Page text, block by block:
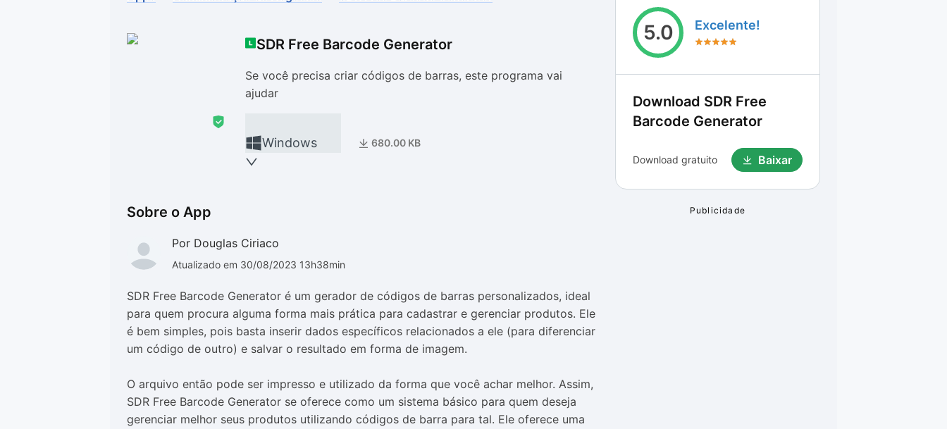
SDR Free Barcode Generator
Se você precisa criar códigos de barras, este programa vai
ajudar
Windows 680.00 KB
Sobre o App
Por Douglas Ciriaco
Atualizado em 30/08/2023 13h38min
SDR Free Barcode Generator é um gerador de códigos de barras personalizados, ideal
para quem procura alguma forma mais prática para cadastrar e gerenciar produtos. Ele
é bem simples, pois basta inserir dados específicos relacionados a ele (para diferenciar
um código de outro) e salvar o resultado em forma de imagem.
O arquivo então pode ser impresso e utilizado da forma que você achar melhor. Assim,
SDR Free Barcode Generator se oferece como um sistema básico para quem deseja
gerenciar melhor seus produtos utilizando códigos de barra para tal. Ele oferece uma
5.0 Excelente!
Download SDR Free
Barcode Generator
Download gratuito Baixar